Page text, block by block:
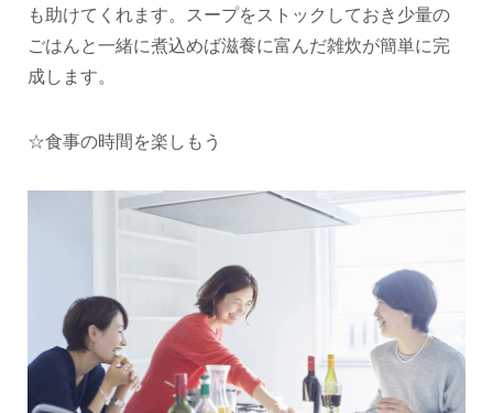
も助けてくれます。スープをストックしておき少量の
ごはんと一緒に煮込めば滋養に富んだ雑炊が簡単に完
成します。
☆食事の時間を楽しもう